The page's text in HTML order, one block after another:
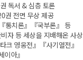
독서 & 심층 토론
권 전면 무상 제공
통치론』『국부론』 등
비자 등 세상을 지배해온 사상
크 영웅전』『사기열전』
이아』